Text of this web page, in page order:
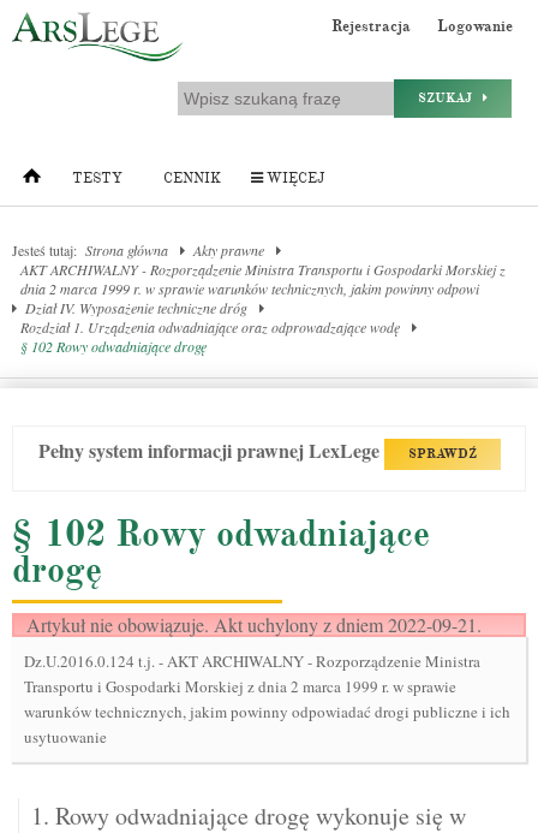
Rejestracja Logowanie
SZUKAJ
TESTY CENNIK WIĘCEJ
Jesteś tutaj: Strona główna
Akty prawne
AKT ARCHIWALNY - Rozporządzenie Ministra Transportu i Gospodarki Morskiej z
dnia 2 marca 1999 r. w sprawie warunków technicznych, jakim powinny odpowi
Dział IV. Wyposażenie techniczne dróg
Rozdział 1. Urządzenia odwadniające oraz odprowadzające wodę
§ 102 Rowy odwadniające drogę
Pełny system informacji prawnej LexLege SPRAWDŹ
§ 102 Rowy odwadniające
drogę
Artykuł nie obowiązuje. Akt uchylony z dniem 2022-09-21.
Dz.U.2016.0.124 t.j.-AKT ARCHIWALNY - Rozporządzenie Ministra
Transportu i Gospodarki Morskiej z dnia 2 marca 1999 r. w sprawie
warunków technicznych, jakim powinny odpowiadać drogi publiczne i ich
usytuowanie
1. Rowy odwadniające drogę wykonuje się w